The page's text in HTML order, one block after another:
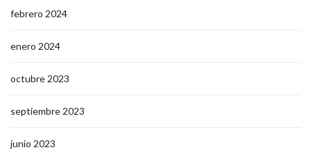
febrero 2024
enero 2024
octubre 2023
septiembre 2023
junio 2023